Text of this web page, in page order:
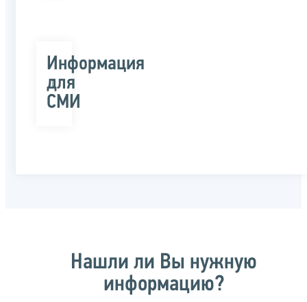
Информация
для
СМИ
Нашли ли Вы нужную
информацию?